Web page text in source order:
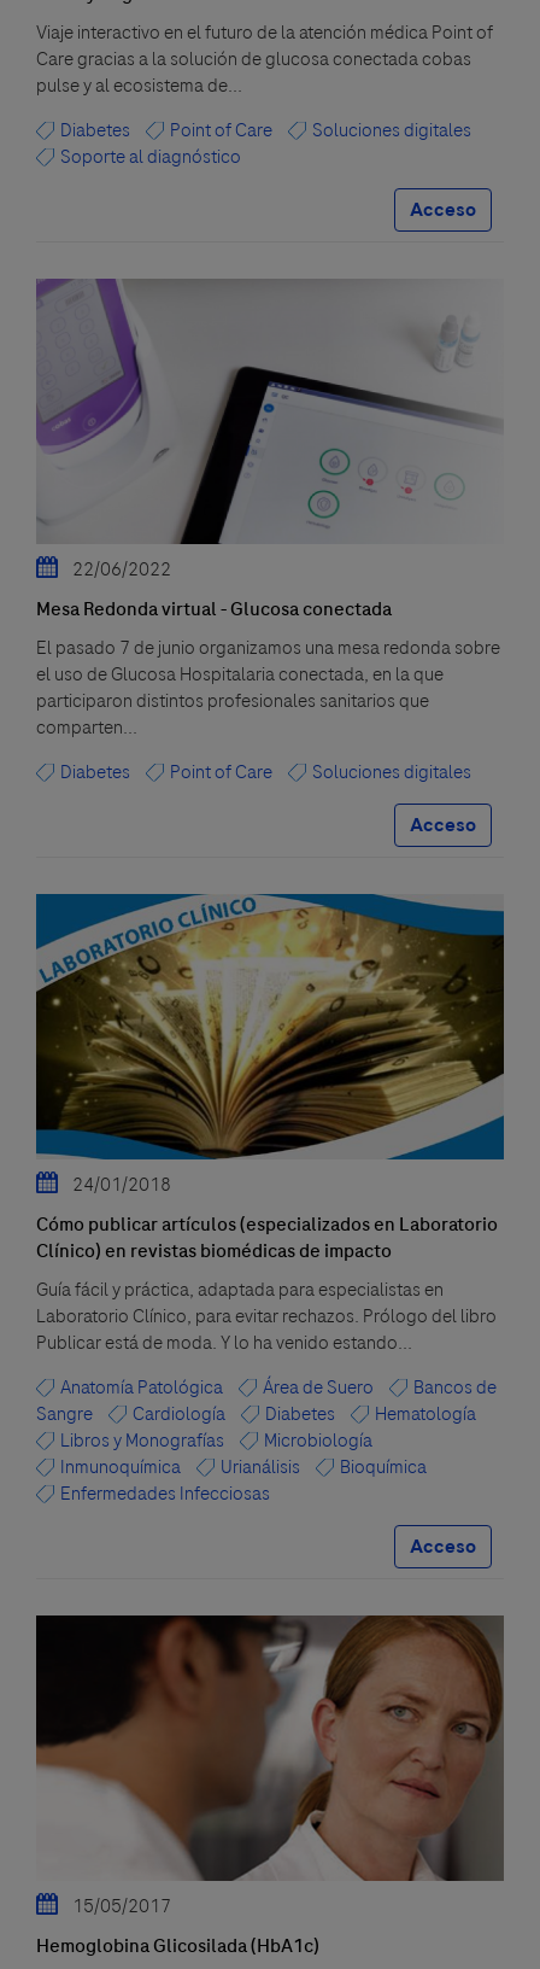
Viaje interactivo en el futuro de la atención médica Point of
Care gracias a la solución de glucosa conectada cobas
pulse y al ecosistema de...
Diabetes
Point of Care
Soluciones digitales
Soporte al diagnóstico
Acceso
22/06/2022
Mesa Redonda virtual - Glucosa conectada
El pasado 7 de junio organizamos una mesa redonda sobre
el uso de Glucosa Hospitalaria conectada, en la que
participaron distintos profesionales sanitarios que
comparten...
Diabetes
Point of Care
Soluciones digitales
Acceso
24/01/2018
Cómo publicar artículos (especializados en Laboratorio
Clínico) en revistas biomédicas de impacto
Guía fácil y práctica, adaptada para especialistas en
Laboratorio Clínico, para evitar rechazos. Prólogo del libro
Publicar está de moda. Y lo ha venido estando...
Anatomía Patológica
Área de Suero
Bancos de
Sangre
Cardiología Diabetes
Hematología
Libros y Monografías
Microbiología
Inmunoquímica
Urianálisis
Bioquímica
Enfermedades Infecciosas
Acceso
15/05/2017
Hemoglobina Glicosilada (HbA1c)